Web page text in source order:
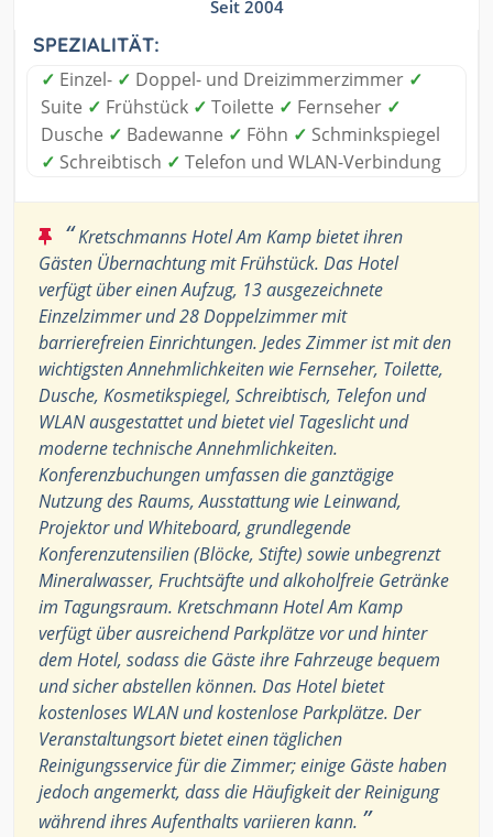
Seit 2004
SPEZIALITÄT:
✓ Einzel- ✓ Doppel- und Dreizimmerzimmer ✓
Suite ✓ Frühstück ✓ Toilette ✓ Fernseher ✓
Dusche ✓ Badewanne ✓ Föhn ✓ Schminkspiegel
✓ Schreibtisch ✓ Telefon und WLAN-Verbindung
“Kretschmanns Hotel Am Kamp bietet ihren
Gästen Übernachtung mit Frühstück. Das Hotel
verfügt über einen Aufzug, 13 ausgezeichnete
Einzelzimmer und 28 Doppelzimmer mit
barrierefreien Einrichtungen. Jedes Zimmer ist mit den
wichtigsten Annehmlichkeiten wie Fernseher, Toilette,
Dusche, Kosmetikspiegel, Schreibtisch, Telefon und
WLAN ausgestattet und bietet viel Tageslicht und
moderne technische Annehmlichkeiten.
Konferenzbuchungen umfassen die ganztägige
Nutzung des Raums, Ausstattung wie Leinwand,
Projektor und Whiteboard, grundlegende
Konferenzutensilien (Blöcke, Stifte) sowie unbegrenzt
Mineralwasser, Fruchtsäfte und alkoholfreie Getränke
im Tagungsraum. Kretschmann Hotel Am Kamp
verfügt über ausreichend Parkplätze vor und hinter
dem Hotel, sodass die Gäste ihre Fahrzeuge bequem
und sicher abstellen können. Das Hotel bietet
kostenloses WLAN und kostenlose Parkplätze. Der
Veranstaltungsort bietet einen täglichen
Reinigungsservice für die Zimmer; einige Gäste haben
jedoch angemerkt, dass die Häufigkeit der Reinigung
während ihres Aufenthalts variieren kann. ”